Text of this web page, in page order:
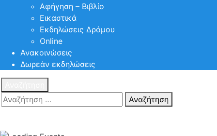
Αφήγηση – Βιβλίο
Εικαστικά
Εκδηλώσεις Δρόμου
Online
Ανακοινώσεις
Δωρεάν εκδηλώσεις
Αναζήτηση